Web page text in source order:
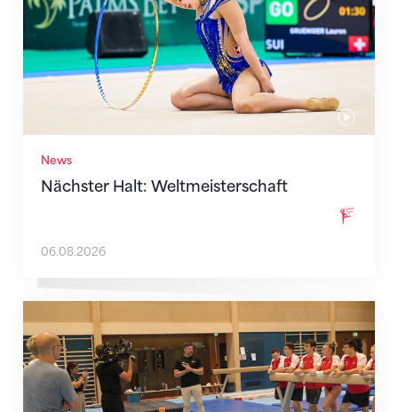
News
Nächster Halt: Weltmeisterschaft
06.08.2026
Mit klaren Zielen nach Zagreb